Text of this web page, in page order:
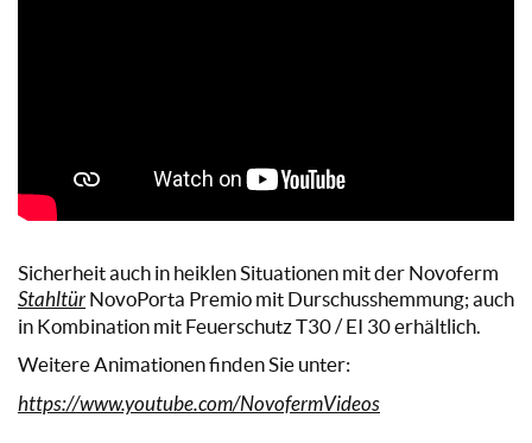
Sicherheit auch in heiklen Situationen mit der Novoferm
Stahltür NovoPorta Premio mit Durschusshemmung; auch
in Kombination mit Feuerschutz T30 / EI 30 erhältlich.
Weitere Animationen finden Sie unter:
https://www.youtube.com/NovofermVideos